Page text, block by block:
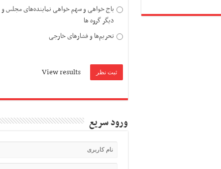
باج خواهی و سهم خواهی نماینده‌های مجلس و
دیگر گروه ها
تحریم‌ها و فشارهای خارجی
View results
ورود سریع